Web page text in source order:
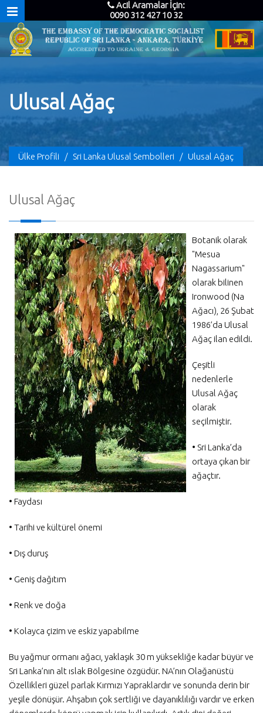
Acil Aramalar İçin:
0090 312 427 10 32
Ulusal Ağaç
Ülke Profili / Sri Lanka Ulusal Sembolleri / Ulusal Ağaç
Ulusal Ağaç
Botanik olarak
"Mesua
Nagassarium"
olarak bilinen
Ironwood (Na
Ağacı), 26 Şubat
1986’da Ulusal
Ağaç ilan edildi.
Çeşitli
nedenlerle
Ulusal Ağaç
olarak
seçilmiştir.
• Sri Lanka’da
ortaya çıkan bir
ağaçtır.
• Faydası
• Tarihi ve kültürel önemi
• Dış duruş
• Geniş dağıtım
• Renk ve doğa
• Kolayca çizim ve eskiz yapabilme
Bu yağmur ormanı ağacı, yaklaşık 30 m yüksekliğe kadar büyür ve
Sri Lanka’nın alt ıslak Bölgesine özgüdür. NA’nın Olağanüstü
Özellikleri güzel parlak Kırmızı Yapraklardır ve sonunda derin bir
yeşile dönüşür. Ahşabın çok sertliği ve dayanıklılığı vardır ve erken